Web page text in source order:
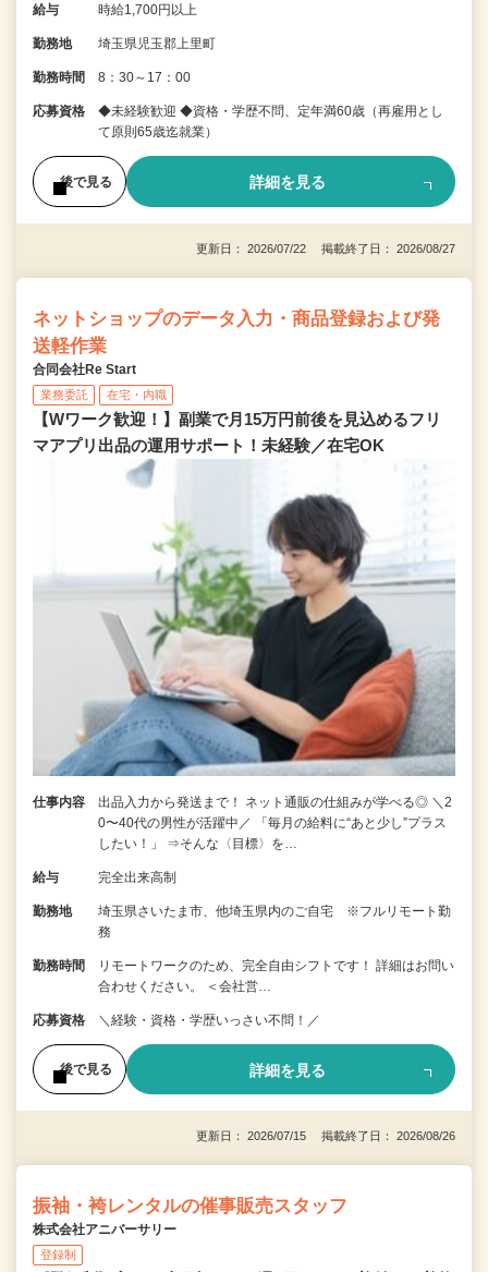
給与 時給1,700円以上
勤務地 埼玉県児玉郡上里町
勤務時間 8：30～17：00
応募資格
◆未経験歓迎 ◆資格・学歴不問、定年満60歳（再雇用とし
て原則65歳迄就業）
後で見る 詳細を見る
更新日： 2026/07/22 掲載終了日： 2026/08/27
ネットショップのデータ入力・商品登録および発
送軽作業
合同会社Re Start
業務委託 在宅・内職
【Wワーク歓迎！】副業で月15万円前後を見込めるフリ
マアプリ出品の運用サポート！未経験／在宅OK
仕事内容
出品入力から発送まで！ ネット通販の仕組みが学べる◎ ＼2
0〜40代の男性が活躍中／ 「毎月の給料に“あと少し”プラス
したい！」 ⇒そんな〈目標〉を…
給与 完全出来高制
勤務地
埼玉県さいたま市、他埼玉県内のご自宅 ※フルリモート勤
務
勤務時間
リモートワークのため、完全自由シフトです！ 詳細はお問い
合わせください。 ＜会社営…
応募資格 ＼経験・資格・学歴いっさい不問！／
後で見る 詳細を見る
更新日： 2026/07/15 掲載終了日： 2026/08/26
振袖・袴レンタルの催事販売スタッフ
株式会社アニバーサリー
登録制